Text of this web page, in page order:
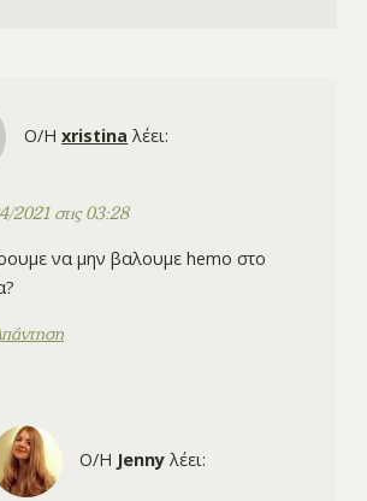
Ο/Ηxristina λέει:
2021 στις 03:28
να μην βαλουμε hemo στο
Ο/Η Jenny λέει: